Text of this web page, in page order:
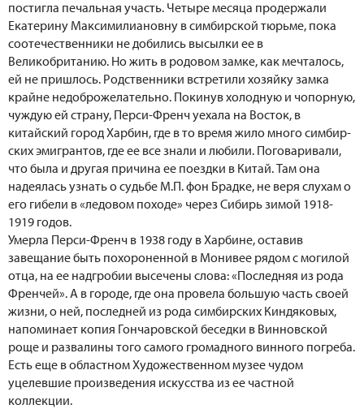
постигла печальная участь. Четыре месяца продержали
Екатерину Максимилиановну в симбирской тюрьме, пока
соотечественники не добились высылки ее в
Великобританию. Но жить в родовом замке, как мечталось,
ей не пришлось. Родственники встретили хозяйку замка
крайне недоброжелательно. Покинув холодную и чопорную,
чуждую ей страну, Перси-Френч уехала на Восток, в
китайский город Харбин, где в то время жило много симбир-
ских эмигрантов, где ее все знали и любили. Поговаривали,
что была и другая причина ее поездки в Китай. Там она
надеялась узнать о судьбе М.П. фон Брадке, не веря слухам о
его гибели в «ледовом походе» через Сибирь зимой 1918-
1919 годов.
Умерла Перси-Френч в 1938 году в Харбине, оставив
завещание быть похороненной в Монивее рядом с могилой
отца, на ее надгробии высечены слова: «Последняя из рода
Френчей». А в городе, где она провела большую часть своей
жизни, о ней, последней из рода симбирских Киндяковых,
напоминает копия Гончаровской беседки в Винновской
роще и развалины того самого громадного винного погреба.
Есть еще в областном Художественном музее чудом
уцелевшие произведения искусства из ее частной
коллекции.